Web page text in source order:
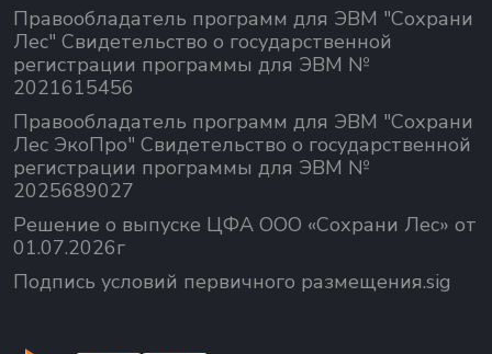
Правообладатель программ для ЭВМ "Сохрани
Лес" Свидетельство о государственной
регистрации программы для ЭВМ №
2021615456
Правообладатель программ для ЭВМ "Сохрани
Лес ЭкоПро" Свидетельство о государственной
регистрации программы для ЭВМ №
2025689027
Решение о выпуске ЦФА ООО «Сохрани Лес» от
01.07.2026г
Подпись условий первичного размещения.sig